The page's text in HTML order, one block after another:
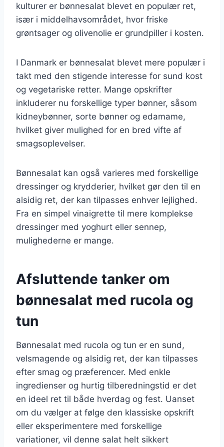
kulturer er bønnesalat blevet en populær ret,
især i middelhavsområdet, hvor friske
grøntsager og olivenolie er grundpiller i kosten.
I Danmark er bønnesalat blevet mere populær i
takt med den stigende interesse for sund kost
og vegetariske retter. Mange opskrifter
inkluderer nu forskellige typer bønner, såsom
kidneybønner, sorte bønner og edamame,
hvilket giver mulighed for en bred vifte af
smagsoplevelser.
Bønnesalat kan også varieres med forskellige
dressinger og krydderier, hvilket gør den til en
alsidig ret, der kan tilpasses enhver lejlighed.
Fra en simpel vinaigrette til mere komplekse
dressinger med yoghurt eller sennep,
mulighederne er mange.
Afsluttende tanker om
bønnesalat med rucola og
tun
Bønnesalat med rucola og tun er en sund,
velsmagende og alsidig ret, der kan tilpasses
efter smag og præferencer. Med enkle
ingredienser og hurtig tilberedningstid er det
en ideel ret til både hverdag og fest. Uanset
om du vælger at følge den klassiske opskrift
eller eksperimentere med forskellige
variationer, vil denne salat helt sikkert